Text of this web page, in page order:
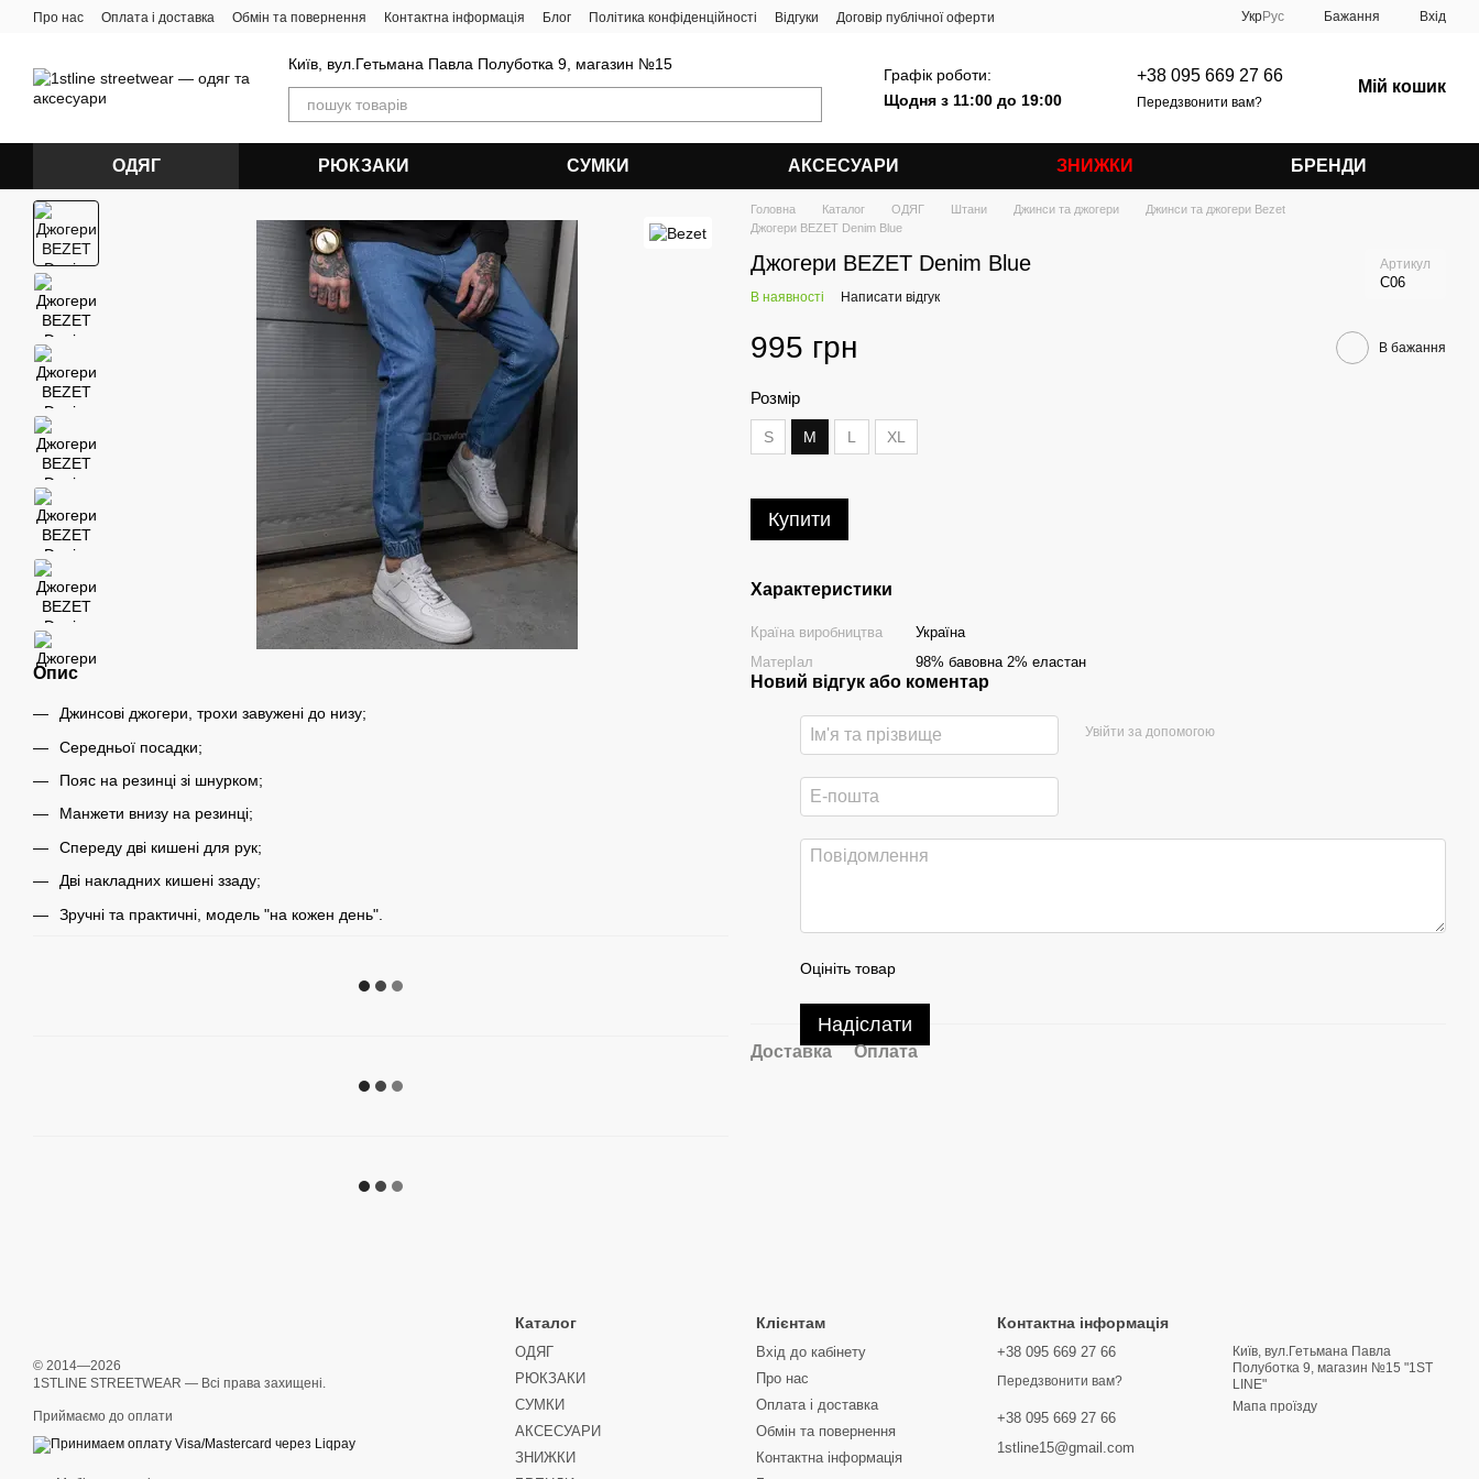
Перейти до основного контенту
Про нас Оплата і доставка Обмін та повернення Контактна інформація Блог Політика конфіденційності Відгуки Договір публічної оферти УкрРус Бажання Вхід
Київ, вул.Гетьмана Павла Полуботка 9, магазин №15
Графік роботи:
Щодня з 11:00 до 19:00
+38 095 669 27 66
Передзвонити вам?
Мій кошик
ОДЯГ РЮКЗАКИ СУМКИ АКСЕСУАРИ ЗНИЖКИ БРЕНДИ
Опис
Джинсові джогери, трохи завужені до низу;
Середньої посадки;
Пояс на резинці зі шнурком;
Манжети внизу на резинці;
Спереду дві кишені для рук;
Дві накладних кишені ззаду;
Зручні та практичні, модель "на кожен день".
Головна Каталог ОДЯГ Штани Джинси та джогери
Джинси та джогери Bezet
Джогери BEZET Denim Blue
Джогери BEZET Denim Blue Артикул
C06
В наявності Написати відгук
995 грн В бажання
Розмір
S M L XL
Купити
Характеристики
Країна виробництва
Україна
МатерІал
98% бавовна 2% еластан
Новий відгук або коментар
Увійти за допомогою
Оцініть товар
Надіслати
Доставка Оплата
© 2014—2026
1STLINE STREETWEAR — Всі права захищені.
Приймаємо до оплати
Каталог
ОДЯГ
РЮКЗАКИ
СУМКИ
АКСЕСУАРИ
ЗНИЖКИ
Клієнтам
Вхід до кабінету
Про нас
Оплата і доставка
Обмін та повернення
Контактна інформація
Контактна інформація
+38 095 669 27 66
Передзвонити вам?
+38 095 669 27 66
1stline15@gmail.com
Київ, вул.Гетьмана Павла
Полуботка 9, магазин №15 "1ST
LINE"
Мапа проїзду